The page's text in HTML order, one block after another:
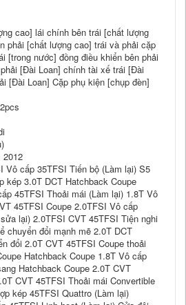
cao] lái chính bên trái [chất lượng
phải [chất lượng cao] trái và phải cặp
[trong nước] đồng điều khiển bên phải
[Đài Loan] chính tài xế trái [Đài
[Đài Loan] Cặp phụ kiện [chụp đèn]
2012
Vô cấp 35TFSI Tiến bộ (Làm lại) S5
kép 3.0T DCT Hatchback Coupe
45TFSI Thoải mái (Làm lại) 1.8T Vô
45TFSI Coupe 2.0TFSI Vô cấp
lại) 2.0TFSI CVT 45TFSI Tiện nghi
chuyển đổi mạnh mẽ 2.0T DCT
đổi 2.0T CVT 45TFSI Coupe thoải
Hatchback Coupe 1.8T Vô cấp
Hatchback Coupe 2.0T CVT
CVT 45TFSI Thoải mái Convertible
kép 45TFSI Quattro (Làm lại)